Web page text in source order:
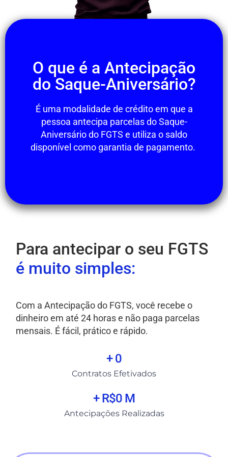
O que é a Antecipação
do Saque-Aniversário?
É uma modalidade de crédito em que a
pessoa antecipa parcelas do Saque-
Aniversário do FGTS e utiliza o saldo
disponível como garantia de pagamento.
Para antecipar o seu FGTS
é muito simples:
Com a Antecipação do FGTS, você recebe o
dinheiro em até 24 horas e não paga parcelas
mensais. É fácil, prático e rápido.
Contratos Efetivados
+ 0
Antecipações Realizadas
+ R$0 M